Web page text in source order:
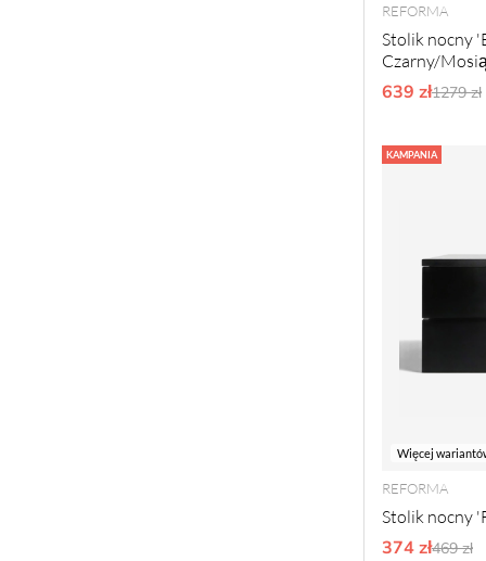
REFORMA
Stolik nocny
Czarny/
639 zł1279 zł
KAMPANIA
Więcej
REFORMA
Stolik nocny
374 zł469 zł